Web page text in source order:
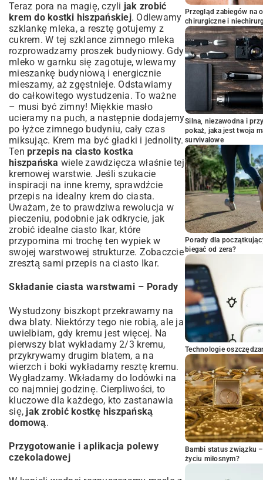
Teraz pora na magię, czyli jak zrobić
krem do kostki hiszpańskiej. Odlewamy
szklankę mleka, a resztę gotujemy z
cukrem. W tej szklance zimnego mleka
rozprowadzamy proszek budyniowy. Gdy
mleko w garnku się zagotuje, wlewamy
mieszankę budyniową i energicznie
mieszamy, aż zgęstnieje. Odstawiamy
do całkowitego wystudzenia. To ważne
– musi być zimny! Miękkie masło
ucieramy na puch, a następnie dodajemy
po łyżce zimnego budyniu, cały czas
miksując. Krem ma być gładki i jednolity.
Ten przepis na ciasto kostka
hiszpańska wiele zawdzięcza właśnie tej
kremowej warstwie. Jeśli szukacie
inspiracji na inne kremy, sprawdźcie
przepis na idealny krem do ciasta.
Uważam, że to prawdziwa rewolucja w
pieczeniu, podobnie jak odkrycie, jak
zrobić idealne ciasto Ikar, które
przypomina mi trochę ten wypiek w
swojej warstwowej strukturze. Zobaczcie
zresztą sami przepis na ciasto Ikar.
Składanie ciasta warstwami – Porady
Wystudzony biszkopt przekrawamy na
dwa blaty. Niektórzy tego nie robią, ale ja
uwielbiam, gdy kremu jest więcej. Na
pierwszy blat wykładamy 2/3 kremu,
przykrywamy drugim blatem, a na
wierzch i boki wykładamy resztę kremu.
Wygładzamy. Wkładamy do lodówki na
co najmniej godzinę. Cierpliwości, to
kluczowe dla każdego, kto zastanawia
się, jak zrobić kostkę hiszpańską
domową.
Przygotowanie i aplikacja polewy
czekoladowej
Przegląd zabiegów na
chirurgiczne i
Silna, niezawodna i
pokaż, jaka jest twoja
survivalowe
Porady dla
biegać od zera?
Technologie
Bambi status związku
życiu miłosnym?